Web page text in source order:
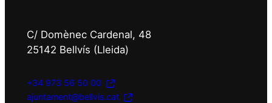
C/ Domènec Cardenal, 48
25142 Bellvís (Lleida)
+34 973 56 50 00
ajuntament@bellvis.cat